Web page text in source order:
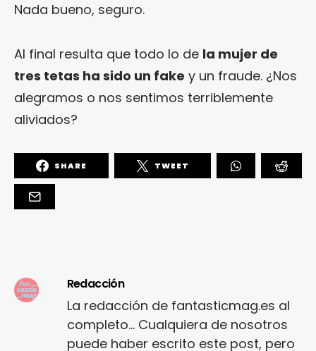
Nada bueno, seguro.
Al final resulta que todo lo de la mujer de
tres tetas ha sido un fake y un fraude. ¿Nos
alegramos o nos sentimos terriblemente
aliviados?
SHARE TWEET
Redacción
La redacción de fantasticmag.es al
completo... Cualquiera de nosotros
puede haber escrito este post, pero